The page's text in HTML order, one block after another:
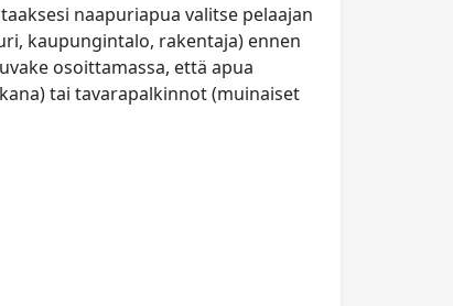
naapuriapua valitse pelaajan
kaupungintalo, rakentaja) ennen
osoittamassa, että apua
tai tavarapalkinnot (muinaiset